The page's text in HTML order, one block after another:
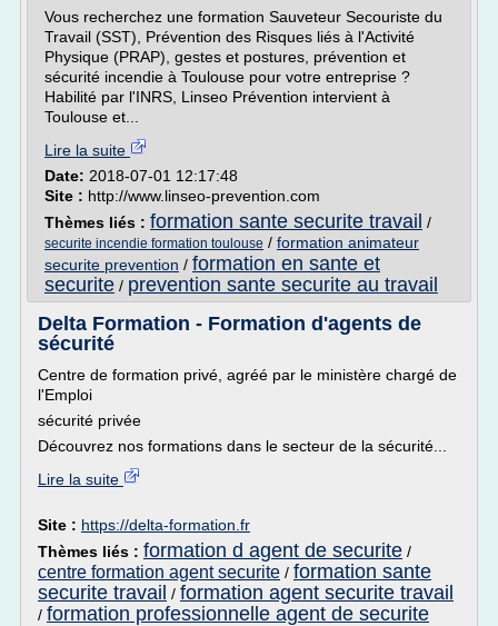
Vous recherchez une formation Sauveteur Secouriste du
Travail (SST), Prévention des Risques liés à l'Activité
Physique (PRAP), gestes et postures, prévention et
sécurité incendie à Toulouse pour votre entreprise ?
Habilité par l'INRS, Linseo Prévention intervient à
Toulouse et...
Lire la suite
Date: 2018-07-01 12:17:48
Site : http://www.linseo-prevention.com
Thèmes liés : formation sante securite travail /
securite incendie formation toulouse / formation animateur
securite prevention / formation en sante et
securite / prevention sante securite au travail
Delta Formation - Formation d'agents de
sécurité
Centre de formation privé, agréé par le ministère chargé de
l'Emploi
sécurité privée
Découvrez nos formations dans le secteur de la sécurité...
Lire la suite
Site : https://delta-formation.fr
Thèmes liés : formation d agent de securite /
centre formation agent securite / formation sante
securite travail / formation agent securite travail
/ formation professionnelle agent de securite